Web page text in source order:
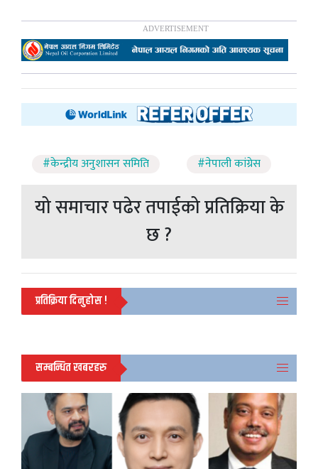
#केन्द्रीय अनुशासन समिति #नेपाली कांग्रेस
यो समाचार पढेर तपाईको प्रतिक्रिया के
छ ?
प्रतिक्रिया दिनुहोस !
सम्बन्धित खबरहरु